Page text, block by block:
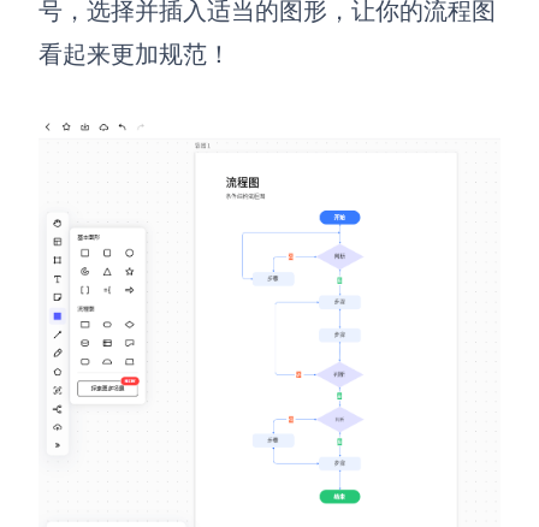
号，选择并插入适当的图形，让你的流程图
看起来更加规范！